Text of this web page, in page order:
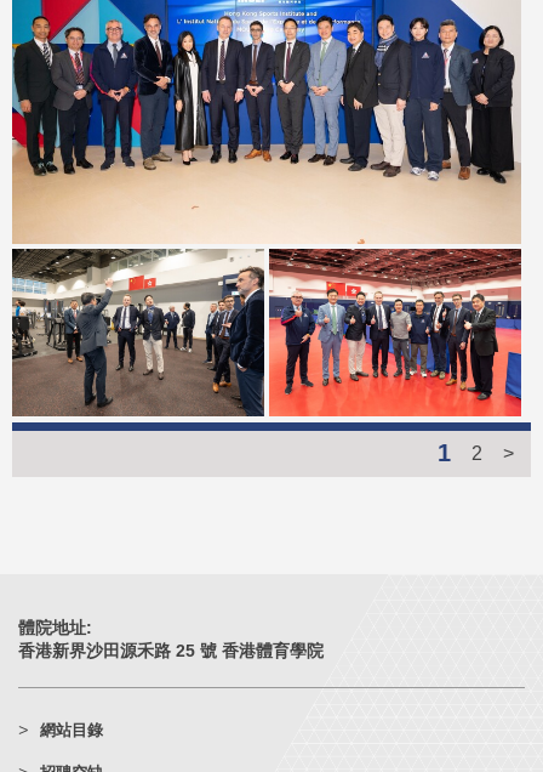
1 2 >
體院地址:
香港新界沙田源禾路 25 號 香港體育學院
網站目錄